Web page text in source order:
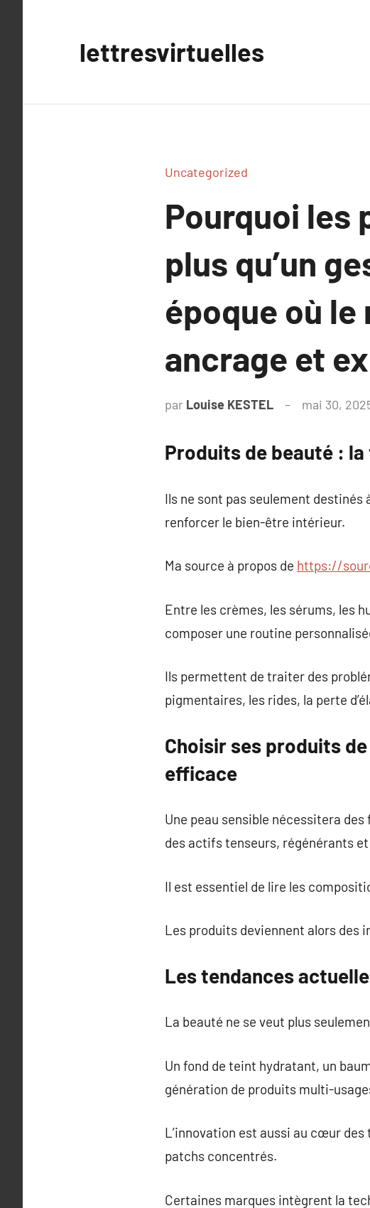
lettresvirtuelles
Uncategorized
Pourquoi les
plus qu’un
époque où
ancrage et
par Louise KESTEL mai 30,
Produits de beauté :
Ils ne sont pas seulement
renforcer le bien-être intérieur.
Ma source à propos de https://
Entre les crèmes, les sérums, les
composer une routine
Ils permettent de traiter des
pigmentaires, les rides, la perte
Choisir ses produits
efficace
Une peau sensible nécessitera
des actifs tenseurs, régénérants
Il est essentiel de lire les
Les produits deviennent alors des
Les tendances
La beauté ne se veut plus
Un fond de teint hydratant, un
génération de produits multi-
L’innovation est aussi au cœur
patchs concentrés.
Certaines marques intègrent la